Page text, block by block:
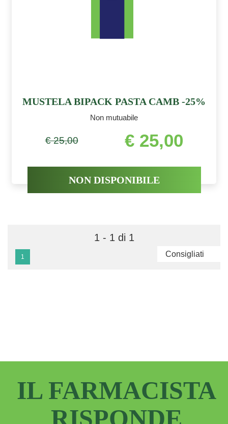
MUSTELA BIPACK PASTA CAMB -25%
Non mutuabile
€ 25,00 € 25,00
NON DISPONIBILE
1 - 1 di 1
1
IL FARMACISTA
RISPONDE